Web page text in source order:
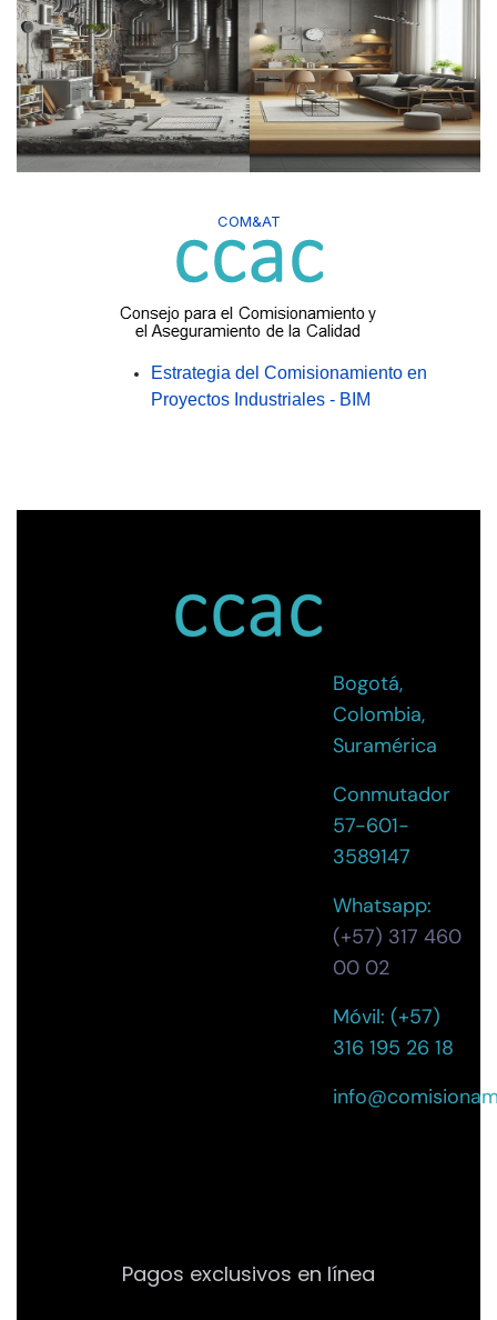
COM&AT
Estrategia del Comisionamiento en
Proyectos Industriales - BIM
Bogotá,
Colombia,
Suramérica
Conmutador
57-601-
3589147
Whatsapp:
(+57) 317 460
00 02
Móvil: (+57)
316 195 26 18
Pagos exclusivos en línea